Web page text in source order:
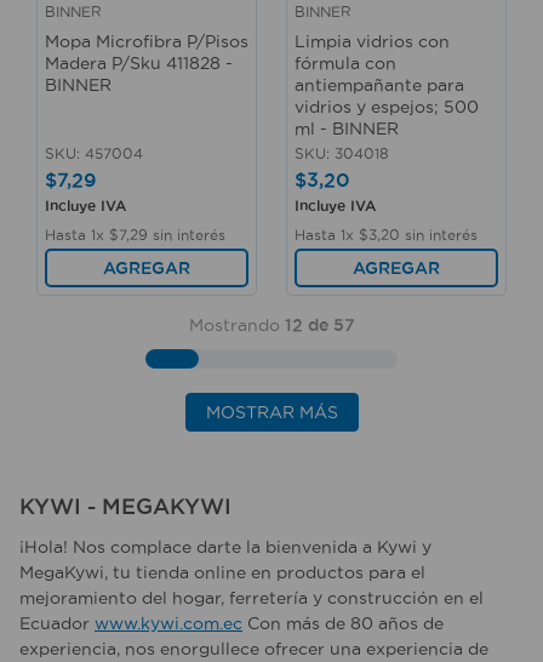
BINNER
Mopa Microfibra P/Pisos
Madera P/Sku 411828 -
BINNER
SKU: 457004
$7,29
Incluye IVA
Hasta 1x $7, 29 sin interés
AGREGAR
BINNER
Limpia vidrios con
fórmula con
antiempañante para
vidrios y espejos; 500
ml - BINNER
SKU: 304018
$3,20
Incluye IVA
Hasta 1x $3 20 sin interés
AGREGAR
Mostrando 12 de 57
MOSTRAR MÁS
KYWI - MEGAKYWI
¡Hola! Nos complace darte la bienvenida a Kywi y
MegaKywi, tu tienda online en productos para el
mejoramiento del hogar, ferretería y construcción en el
Ecuador www.kywi.com.ec Con más de 80 años de
experiencia, nos enorgullece ofrecer una experiencia de